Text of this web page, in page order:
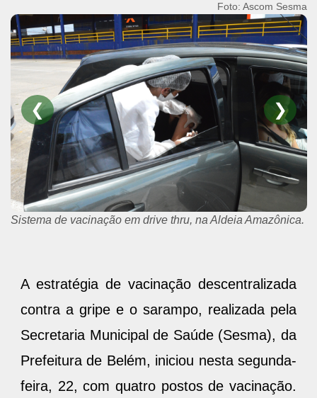
Foto: Ascom Sesma
❮ ❯
Sistema de vacinação em drive thru, na Aldeia Amazônica.
A estratégia de vacinação descentralizada
contra a gripe e o sarampo, realizada pela
Secretaria Municipal de Saúde (Sesma), da
Prefeitura de Belém, iniciou nesta segunda-
feira, 22, com quatro postos de vacinação.